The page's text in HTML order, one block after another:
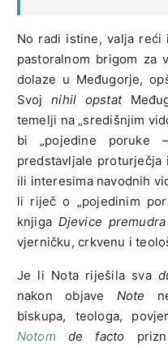
No radi istine, valja reći
pastoralnom brigom za
dolaze u Međugorje,
Svojnihil opstat
temelji na „središnjim
bi „pojedine poruke
predstavljale proturječja
ili interesima navodnih
li riječ o „pojedinim
knjiga Djevice premudra
vjerničku, crkvenu i
Je li Nota riješila sva
nakon objave Note
biskupa, teologa,
Notom
de facto